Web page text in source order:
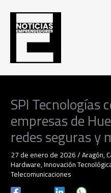
contenido
SPI Tecnologías
empresas de
redes seguras y
27 de enero de 2026/Aragón,
Hardware,Innovación
Telecomunicaciones